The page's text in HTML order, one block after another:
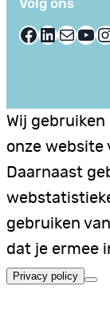
Volg ons
Facebook LinkedIn E-mail YouTube
Wij
onze website
Daarnaast
gebruiken
dat je ermee
Privacy policy